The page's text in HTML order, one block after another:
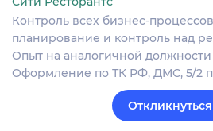
Контроль всех бизнес-
планирование и контроль над
Опыт на аналогичной должности
Оформление по ТК РФ, ДМС, 5/2
Откликнуться